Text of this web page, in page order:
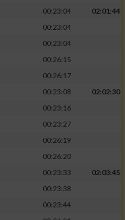
00:23:04
02:01:44
00:23:04
00:23:04
00:26:15
00:26:17
00:23:08
02:02:30
00:23:16
00:23:27
00:26:19
00:26:20
00:23:33
02:03:45
00:23:38
00:23:44